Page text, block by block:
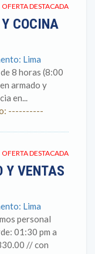
OFERTA DESTACADA
COCINA
Lima
8 horas (8:00
armado y
en...
----------
OFERTA DESTACADA
Y VENTAS
Lima
personal
01:30 pm a
// con